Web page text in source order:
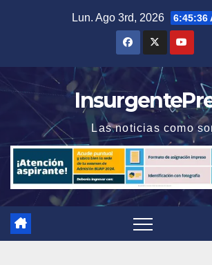
Lun. Ago 3rd, 2026 6:45:36
Las noticias como